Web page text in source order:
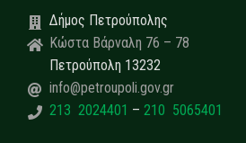
Δήμος Πετρούπολης
Κώστα Βάρναλη 76 – 78
Πετρούπολη 13232
info@petroupoli.gov.gr
213 2024401 – 210 5065401